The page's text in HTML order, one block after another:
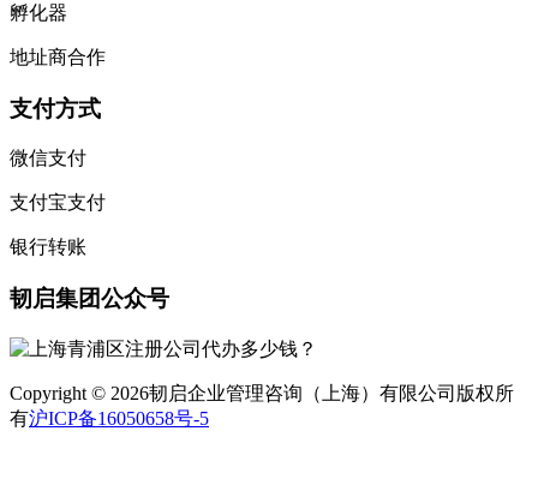
孵化器
地址商合作
支付方式
微信支付
支付宝支付
银行转账
韧启集团公众号
Copyright © 2026韧启企业管理咨询（上海）有限公司版权所
有沪ICP备16050658号-5